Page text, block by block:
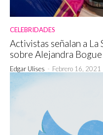
CELEBRIDADES
Activistas señalan a
sobre Alejandra Bogue
Edgar Ulises - Febrero 16, 2021